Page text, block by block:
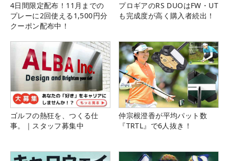
4日間限定配布！11月までの
プレーに2回使える1,500円分
クーポン配布中！
プロギアのRS DUOはFW・UT
も完成度が高く購入者続出！
ゴルフの熱狂を、つくる仕
事。｜スタッフ募集中
仲宗根澄香が平均パット数
『TRTL』で6人抜き！